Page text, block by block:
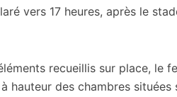
vers 17 heures, après le
recueillis sur place, le
hauteur des chambres